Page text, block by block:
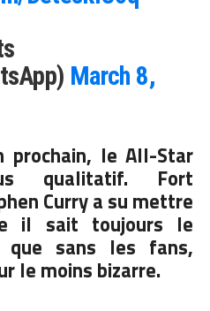
March 8,
prochain, le All-Star
qualitatif. Fort
Curry a su mettre
il sait toujours le
sans les fans,
le moins bizarre.